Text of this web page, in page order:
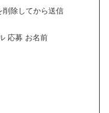
除してから送信
応募 お名前